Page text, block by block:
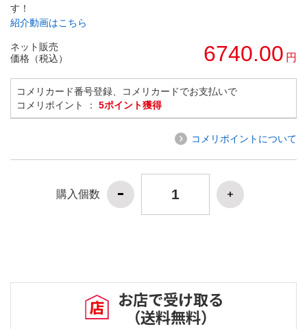
す！
紹介動画はこちら
ネット販売
価格（税込）
6740.00 円
コメリカード番号登録、コメリカードでお支払いで
コメリポイント ： 5ポイント獲得
コメリポイントについて
購入個数
お店で受け取る
（送料無料）